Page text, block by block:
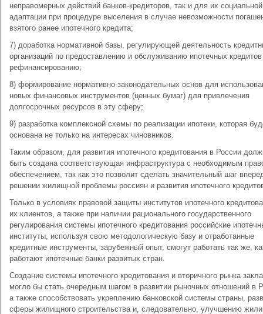
неправомерных действий банков-кредиторов, так и для их социальной
адаптации при процедуре выселения в случае невозможности
взятого ранее ипотечного кредита;
7) доработка нормативной базы, регулирующей деятельность
организаций по предоставлению и обслуживанию ипотечных
рефинансированию;
8) формирование нормативно-законодательных основ для
новых финансовых инструментов (ценных бумаг) для привлечения
долгосрочных ресурсов в эту сферу;
9) разработка комплексной схемы по реализации ипотеки, которая
основана не только на интересах чиновников.
Таким образом, для развития ипотечного кредитования в России
быть создана соответствующая инфраструктура с необходимым
обеспечением, так как это позволит сделать значительный шаг
решении жилищной проблемы россиян и развития ипотечного
Только в условиях правовой защиты институтов ипотечного
их клиентов, а также при наличии рационального государственного
регулирования системы ипотечного кредитования российские
институты, используя свою методологическую базу и отработанные
кредитные инструменты, зарубежный опыт, смогут работать так же,
работают ипотечные банки развитых стран.
Создание системы ипотечного кредитования и вторичного рынка
могло бы стать очередным шагом в развитии рыночных отношений в
а также способствовать укреплению банковской системы страны,
сферы жилищного строительства и, следовательно, улучшению